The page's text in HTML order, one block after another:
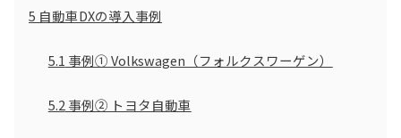
5 自動車DXの導入事例
5.1 事例① Volkswagen（フォルクスワーゲン）
5.2 事例② トヨタ自動車